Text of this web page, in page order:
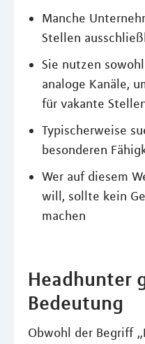
Manche
Stellen
Sie nutzen
analoge Kanäle,
für vakante
Typischerweise
besonderen
Wer auf diesem
will, sollte kein
machen
Headhunter
Bedeutung
Obwohl der Begriff